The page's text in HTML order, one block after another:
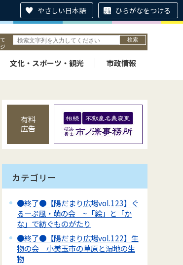
やさしい日本語 ひらがなをつける
文化・スポーツ・観光 市政情報
有料
広告
カテゴリー
●終了●【陽だまり広場vol.123】ぐ
るーぷ風・萌の会 ~「絵」と「か
な」で紡ぐものがたり
●終了●【陽だまり広場vol.122】生
物の会 小美玉市の草原と湿地の生
物